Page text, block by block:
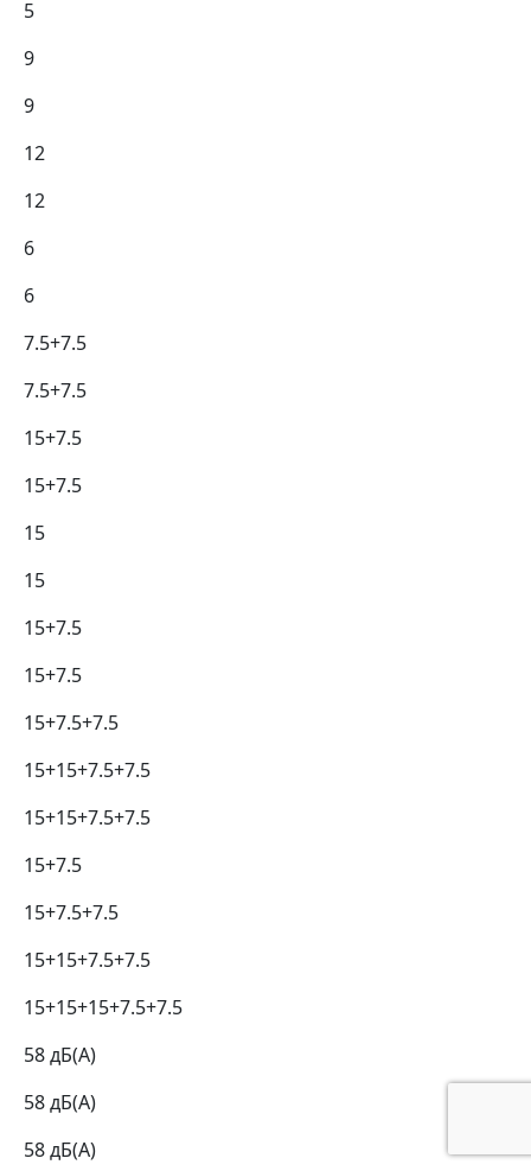
5
9
9
12
12
6
6
7.5+7.5
7.5+7.5
15+7.5
15+7.5
15
15
15+7.5
15+7.5
15+7.5+7.5
15+15+7.5+7.5
15+15+7.5+7.5
15+7.5
15+7.5+7.5
15+15+7.5+7.5
15+15+15+7.5+7.5
58 дБ(А)
58 дБ(А)
58 дБ(А)